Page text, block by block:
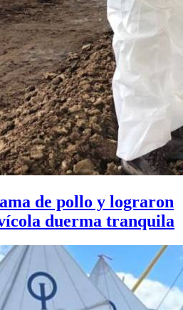
de pollo y lograron
duerma tranquila